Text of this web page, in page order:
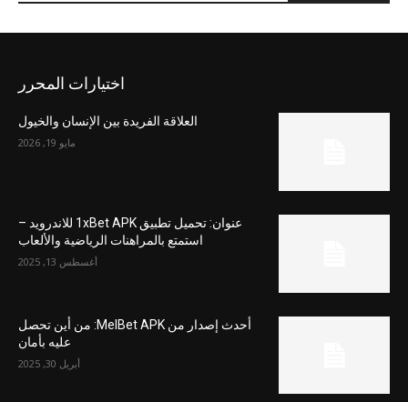
اختيارات المحرر
العلاقة الفريدة بين الإنسان والخيول
مايو 19, 2026
عنوان: تحميل تطبيق 1xBet APK للاندرويد –
استمتع بالمراهنات الرياضية والألعاب
أغسطس 13, 2025
أحدث إصدار من MelBet APK: من أين تحصل
عليه بأمان
أبريل 30, 2025